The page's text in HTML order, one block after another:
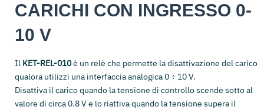
CARICHI CON INGRESSO 0-
10 V
Il KET-REL-010è un relè che permette la disattivazione del carico
qualora utilizzi una interfaccia analogica 0 ÷ 10 V.
Disattiva il carico quando la tensione di controllo scende sotto al
valore di circa 0.8 V e lo riattiva quando la tensione supera il